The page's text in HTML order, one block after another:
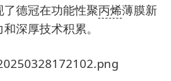
德冠在功能性聚丙烯薄膜新
深厚技术积累。